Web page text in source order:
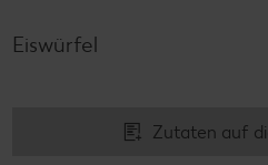
Eiswürfel
Zutaten auf